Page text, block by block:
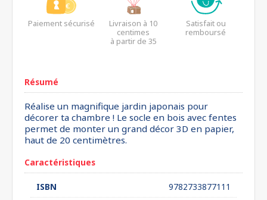
Paiement sécurisé
Livraison à 10
centimes
à partir de 35
Satisfait ou
remboursé
Résumé
Réalise un magnifique jardin japonais pour
décorer ta chambre ! Le socle en bois avec fentes
permet de monter un grand décor 3D en papier,
haut de 20 centimètres.
Caractéristiques
ISBN
9782733877111